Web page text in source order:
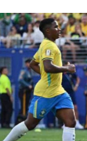
আর্কাইভ
কনভার্টার